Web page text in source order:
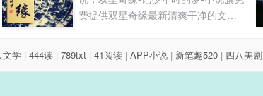
费提供双星奇缘最新清爽干净的文字
文学 | 444读 | 789txt | 41阅读 | APP小说 | 新笔趣520 | 四八美剧